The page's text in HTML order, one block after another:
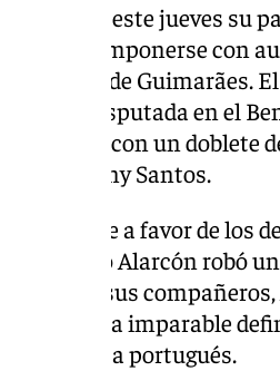
certificó este jueves su
tras imponerse con
Henriques de Guimarães.
en la ida disputada en el
con un doblete
de Antony Santos.
inclinarse a favor de los
5. Isco Alarcón robó
entre sus
una carrera imparable
portugués.